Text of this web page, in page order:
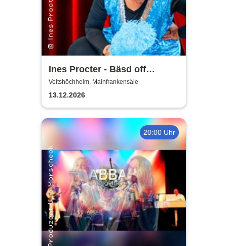
Ines Procter - Bäsd off
"Närrische Putzfraa"
Veitshöchheim, Mainfrankensäle
13.12.2026
20:00 Uhr